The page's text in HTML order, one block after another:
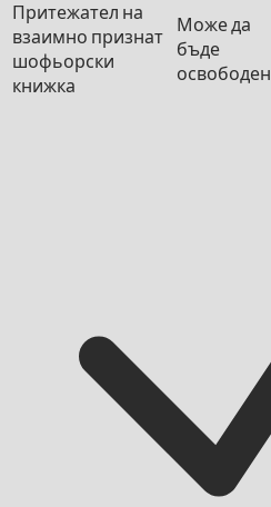
Притежател на
взаимно признат
шофьорски
книжка
Може да
бъде
освободен